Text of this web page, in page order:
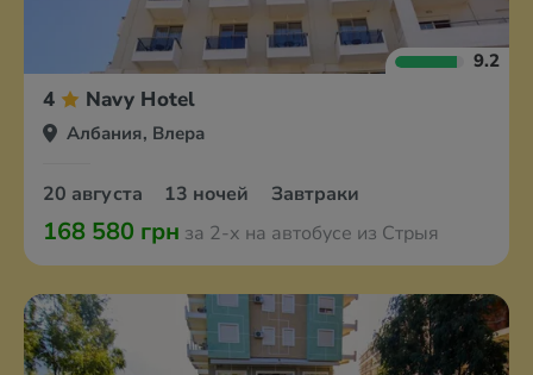
9.2
4 Navy Hotel
Албания, Влера
20 августа 13 ночей Завтраки
168 580 грн за 2-х на автобусе из Стрыя